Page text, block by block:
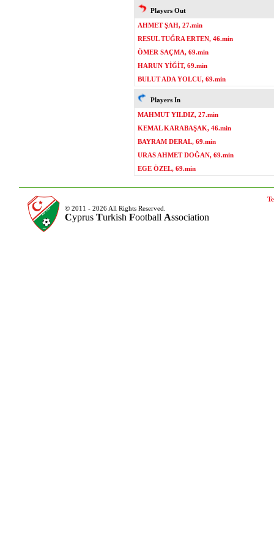
Players Out
AHMET ŞAH, 27.min
RESUL TUĞRA ERTEN, 46.min
ÖMER SAÇMA, 69.min
HARUN YİĞİT, 69.min
BULUT ADA YOLCU, 69.min
Players In
MAHMUT YILDIZ, 27.min
KEMAL KARABAŞAK, 46.min
BAYRAM DERAL, 69.min
URAS AHMET DOĞAN, 69.min
EGE ÖZEL, 69.min
© 2011 - 2026 All Rights Reserved.
Cyprus Turkish Football Association